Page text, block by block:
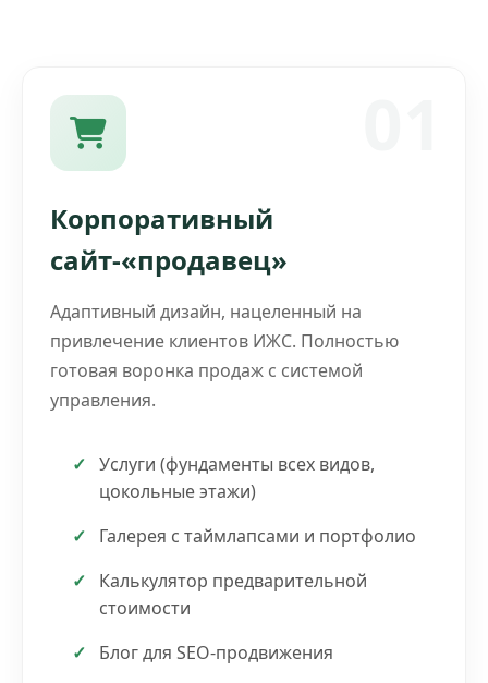
Корпоративный
сайт-«продавец»
Адаптивный дизайн, нацеленный на
привлечение клиентов ИЖС. Полностью
готовая воронка продаж с системой
управления.
Услуги (фундаменты всех видов,
цокольные этажи)
Галерея с таймлапсами и портфолио
Калькулятор предварительной
стоимости
Блог для SEO-продвижения